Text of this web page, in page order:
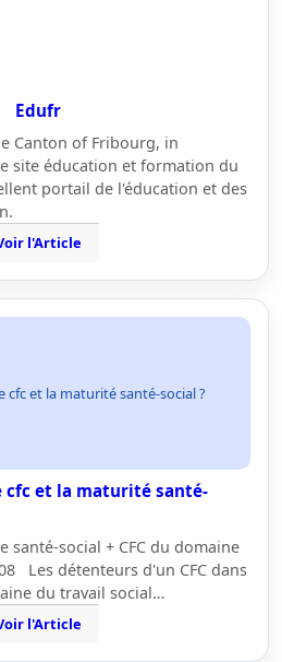
Edufr
Canton of Fribourg, in
site éducation et formation du
portail de l'éducation et des
l'Article
cfc et la maturité santé-social ?
cfc et la maturité santé-
social + CFC du domaine
Les détenteurs d'un CFC dans
du travail social…
l'Article